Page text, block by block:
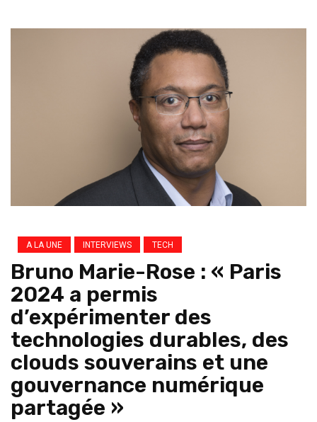
A LA UNE INTERVIEWS TECH
Bruno Marie-Rose : « Paris
2024 a permis
d’expérimenter des
technologies durables, des
clouds souverains et une
gouvernance numérique
partagée »